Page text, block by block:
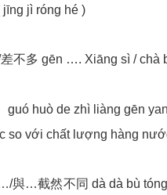
jì róng hé )
不多 gēn …. Xiāng sì / chà
guó huò de zhì liàng gēn
so với chất lượng hàng
與…截然不同 dà dà bù